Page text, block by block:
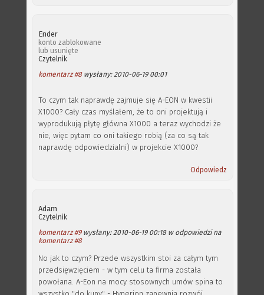
Ender
konto zablokowane
lub usunięte
Czytelnik
komentarz #8wysłany: 2010-06-19 00:01
To czym tak naprawdę zajmuje się A-EON w kwestii
X1000? Cały czas myślałem, że to oni projektują i
wyprodukują płytę główna X1000 a teraz wychodzi że
nie, więc pytam co oni takiego robią (za co są tak
naprawdę odpowiedzialni) w projekcie X1000?
Odpowiedz
Adam
Czytelnik
komentarz #9wysłany: 2010-06-19 00:18 w odpowiedzi na
komentarz #8
No jak to czym? Przede wszystkim stoi za całym tym
przedsięwzięciem - w tym celu ta firma została
powołana. A-Eon na mocy stosownych umów spina to